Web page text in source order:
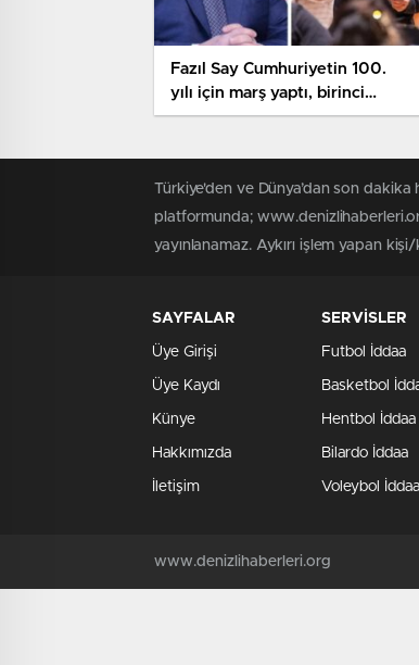
Fazıl Say Cumhuriyetin 100.
yılı için marş yaptı, birinci
yorum Mustafa Varank’tan
Türkiye'den ve Dünya’dan son
platformunda;
yayınlanamaz. Aykırı işlem yapan
SAYFALAR
Üye Girişi
Üye Kaydı
Künye
Hakkımızda
İletişim
SERVİSLER
Futbol İddaa
Basketbol
Hentbol İddaa
Bilardo İddaa
Voleybol İddaa
www.denizlihaberleri.org